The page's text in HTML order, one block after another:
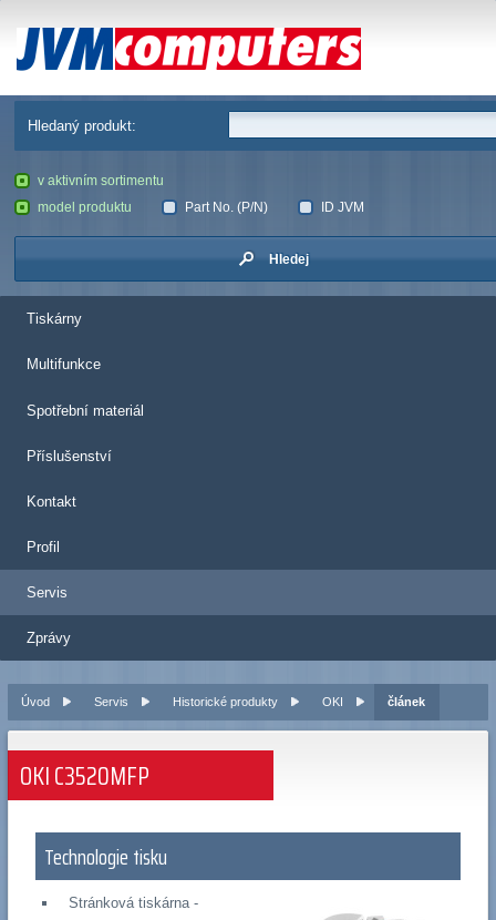
JVM Computers
Hledaný produkt:
v aktivním sortimentu
model produktu
Part No. (P/N) ID JVM
Hledej
Tiskárny
Multifunkce
Spotřební materiál
Příslušenství
Kontakt
Profil
Servis
Zprávy
Úvod Servis Historické produkty OKI článek
OKI C3520MFP
Technologie tisku
Stránková tiskárna -